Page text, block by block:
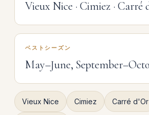
Vieux Nice · Cimiez · Carré
ベストシーズン
May–June,
Vieux Nice Cimiez Carré d'Or